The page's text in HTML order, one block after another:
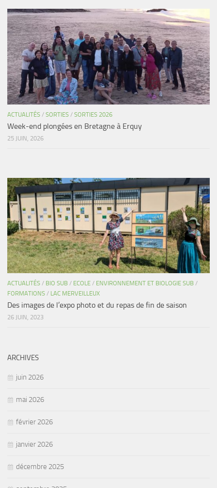
ACTUALITÉS / SORTIES / SORTIES 2026
Week-end plongées en Bretagne à Erquy
25 JUIN, 2026
ACTUALITÉS / BIO SUB / ECOLE / ENVIRONNEMENT ET BIOLOGIE SUB /
FORMATIONS / LAC MERVEILLEUX
Des images de l’expo photo et du repas de fin de saison
26 JUIN, 2023
ARCHIVES
juin 2026
mai 2026
février 2026
janvier 2026
décembre 2025